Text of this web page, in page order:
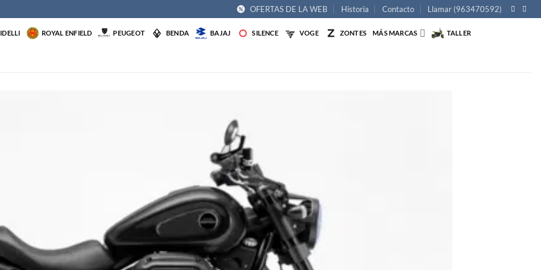
OFERTAS DE LA WEB Historia Contacto Llamar (963470592)
ROYAL ENFIELD PEUGEOT BENDA BAJAJ SILENCE VOGE ZONTES MÁS MARCAS TALLER